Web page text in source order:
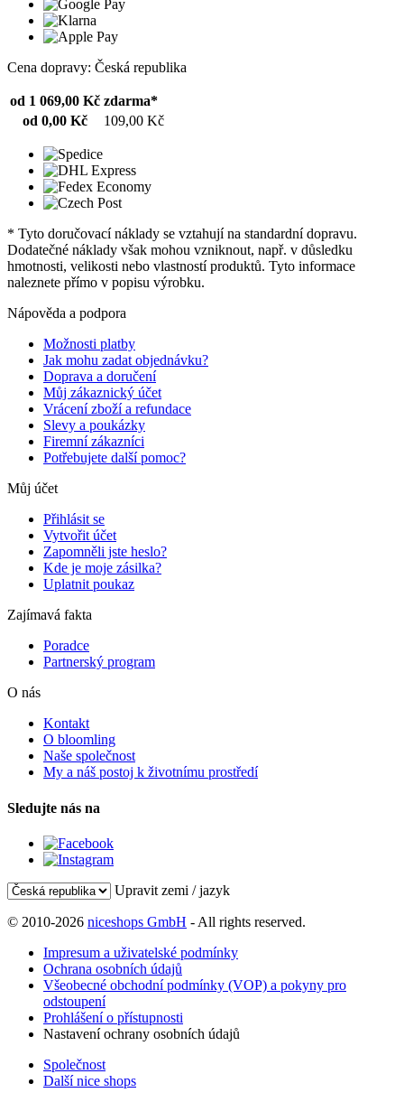
Cena dopravy: Česká republika
od 1 069,00 Kč zdarma*
od 0,00 Kč
109,00 Kč
* Tyto doručovací náklady se vztahují na standardní dopravu.
Dodatečné náklady však mohou vzniknout, např. v důsledku
hmotnosti, velikosti nebo vlastností produktů. Tyto informace
naleznete přímo v popisu výrobku.
Nápověda a podpora
Možnosti platby
Jak mohu zadat objednávku?
Doprava a doručení
Můj zákaznický účet
Vrácení zboží a refundace
Slevy a poukázky
Firemní zákazníci
Potřebujete další pomoc?
Můj účet
Přihlásit se
Vytvořit účet
Zapomněli jste heslo?
Kde je moje zásilka?
Uplatnit poukaz
Zajímavá fakta
Poradce
Partnerský program
O nás
Kontakt
O bloomling
Naše společnost
My a náš postoj k životnímu prostředí
Sledujte nás na
Upravit zemi / jazyk
© 2010-2026 niceshops GmbH - All rights reserved.
Impresum a uživatelské podmínky
Ochrana osobních údajů
Všeobecné obchodní podmínky (VOP) a pokyny pro
odstoupení
Prohlášení o přístupnosti
Nastavení ochrany osobních údajů
Společnost
Další nice shops